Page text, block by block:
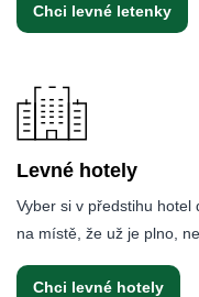
Chci levné letenky
Levné hotely
Vyber si v předstihu hotel
na místě, že už je plno,
Chci levné hotely